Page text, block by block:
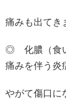
痛みも出てき
◎ 化膿（食い
痛みを伴う炎
やがて傷口に